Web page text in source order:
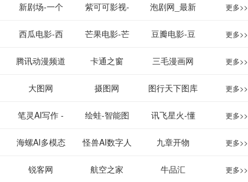
新剧场-一个
网盘资源分享
小站
紫可可影视-
紫可可,免费提
供最新高清电
影
泡剧网_最新
电视剧免费在
线观看_热播
电视剧大全
更多>>
西瓜电影-西
瓜视频网站电
影频道
芒果电影-芒
果TV网站电影
频道
豆瓣电影-豆
瓣电影提供最
新的电影介绍
及评论包括上
映影片的影讯
查询及购票服
更多>>
腾讯动漫频道
_comic.qq.com_
动漫综合
卡通之窗
_www.cartoonwin.com_
动漫原创
三毛漫画网
_www.sanmao.com.cn_
动漫原创
更多>>
大图网 摄图网 图行天下图库 更多>>
笔灵AI写作 -
国内领先的AI
写作助手
绘蛙-智能图
片、文案创作
平台
讯飞星火-懂
我的AI助手
更多>>
海螺AI多模态
大语言模型
怪兽AI数字人 九章开物 更多>>
锐客网 航空之家 牛品汇 更多>>